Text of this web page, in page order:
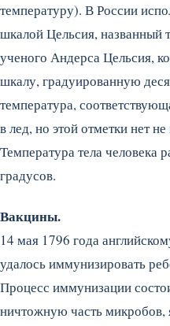
температуру). В России
шкалой Цельсия, названный
ученого Андерса Цельсия,
шкалу, градуированную
температура,
в лед, но этой отметки нет
Температура тела человека
градусов.
Вакцины.
14 мая 1796 года
удалось иммунизировать
Процесс иммунизации
ничтожную часть